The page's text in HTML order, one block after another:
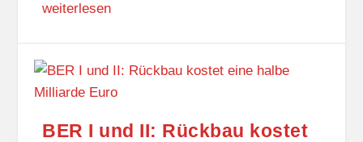
weiterlesen
BER I und II: Rückbau kostet